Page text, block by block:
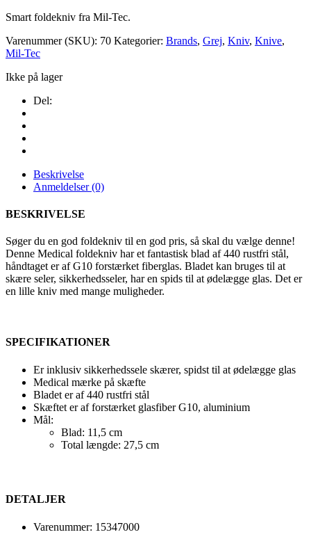
Smart foldekniv fra Mil-Tec.
Varenummer (SKU): 70 Kategorier: Brands, Grej, Kniv, Knive,
Mil-Tec
Ikke på lager
Del:
Beskrivelse
Anmeldelser (0)
BESKRIVELSE
Søger du en god foldekniv til en god pris, så skal du vælge denne!
Denne Medical foldekniv har et fantastisk blad af 440 rustfri stål,
håndtaget er af G10 forstærket fiberglas. Bladet kan bruges til at
skære seler, sikkerhedsseler, har en spids til at ødelægge glas. Det er
en lille kniv med mange muligheder.
SPECIFIKATIONER
Er inklusiv sikkerhedssele skærer, spidst til at ødelægge glas
Medical mærke på skæfte
Bladet er af 440 rustfri stål
Skæftet er af forstærket glasfiber G10, aluminium
Mål:
Blad: 11,5 cm
Total længde: 27,5 cm
DETALJER
Varenummer: 15347000